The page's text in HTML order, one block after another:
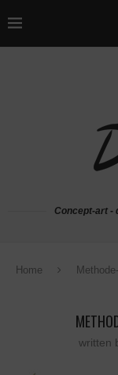
Concept-art -
Home
written